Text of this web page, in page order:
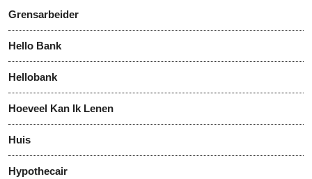
Grensarbeider
Hello Bank
Hellobank
Hoeveel Kan Ik Lenen
Huis
Hypothecair